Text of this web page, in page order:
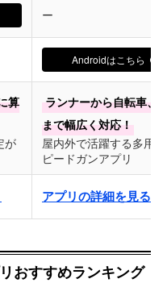
ー
Androidはこちら
算
が
ランナーから自転車、
まで幅広く対応！
屋内外で活躍する多用
ピードガンアプリ
アプリの詳細を見る▼
おすすめランキング